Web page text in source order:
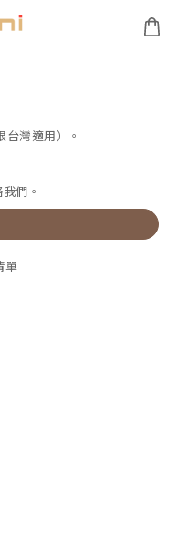
灣適用）。
們。
單